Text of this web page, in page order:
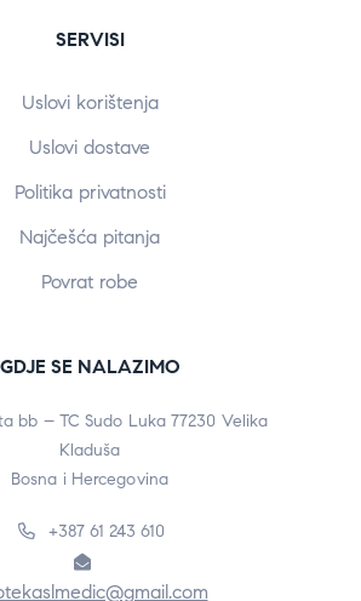
SERVISI
Uslovi korištenja
Uslovi dostave
Politika privatnosti
Najčešća pitanja
Povrat robe
GDJE SE NALAZIMO
bb – TC Sudo Luka 77230 Velika
Kladuša
Bosna i Hercegovina
+387 61 243 610